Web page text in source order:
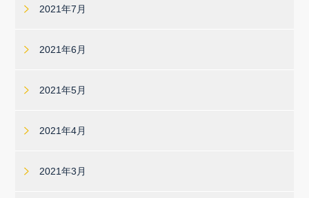
2021年7月
2021年6月
2021年5月
2021年4月
2021年3月